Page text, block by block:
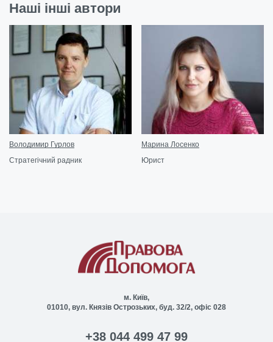
Наші інші автори
Володимир Гурлов
Стратегічний радник
Марина Лосенко
Юрист
м. Київ,
01010, вул. Князів Острозьких, буд. 32/2, офіс 028
+38 044 499 47 99